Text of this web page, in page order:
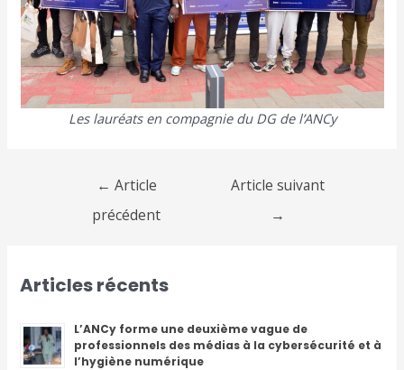
Les lauréats en compagnie du DG de l’ANCy
← Article
précédent
Article suivant
→
Articles récents
L’ANCy forme une deuxième vague de
professionnels des médias à la cybersécurité et à
l’hygiène numérique